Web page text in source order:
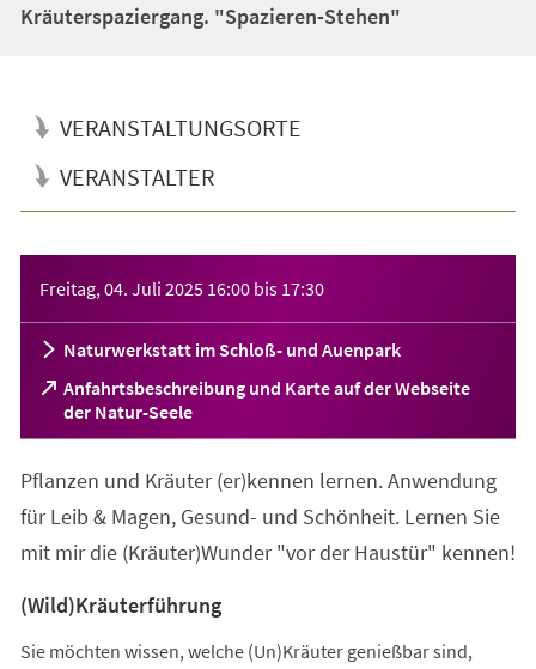
Kräuterspaziergang. "Spazieren-Stehen"
VERANSTALTUNGSORTE
VERANSTALTER
Freitag, 04. Juli 2025 16:00 bis 17:30
Naturwerkstatt im Schloß- und Auenpark
Anfahrtsbeschreibung und Karte auf der Webseite
der Natur-Seele
(Öffnet
in
neuen
Tab)
Pflanzen und Kräuter (er)kennen lernen. Anwendung
für Leib & Magen, Gesund- und Schönheit. Lernen Sie
mit mir die (Kräuter)Wunder "vor der Haustür" kennen!
(Wild)Kräuterführung
Sie möchten wissen, welche (Un)Kräuter genießbar sind,